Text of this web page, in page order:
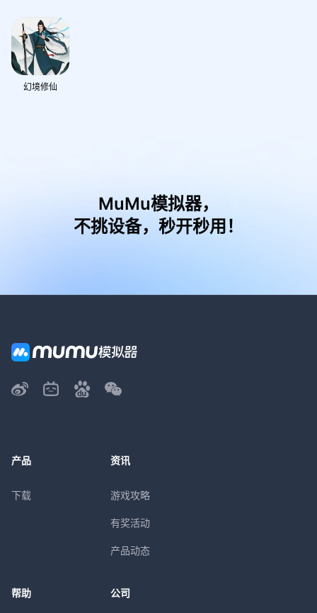
幻境修仙
MuMu模拟器，
不挑设备，秒开秒用！
产品
下载
资讯
游戏攻略
有奖活动
产品动态
帮助 公司